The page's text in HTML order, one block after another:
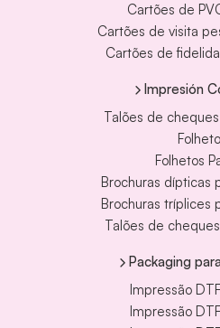
Cartões de
Cartões de visita
Cartões de
Impresión
Talões de
Folhetos
Brochuras dípticas
Brochuras tríplices
Talões de
Packaging
Impressão
Impressão